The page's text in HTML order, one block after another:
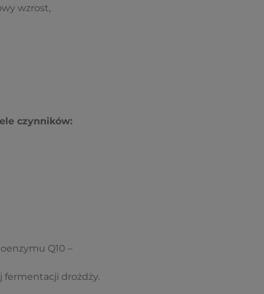
wzrost,
czynników:
Q10 –
fermentacji drożdży.